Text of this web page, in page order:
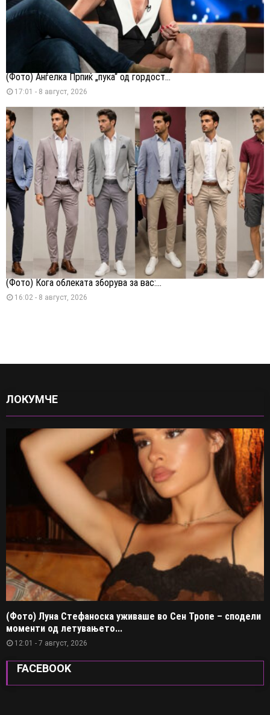
(Фото) Анѓелка Прпиќ „пука“ од гордост...
17:01 - 8 август, 2026
(Фото) Кога облеката зборува за вас:...
16:02 - 8 август, 2026
ЛОКУМЧЕ
(Фото) Луна Стефаноска уживаше во Сен Тропе – сподели
моменти од летувањето...
12:01 - 7 август, 2026
FACEBOOK